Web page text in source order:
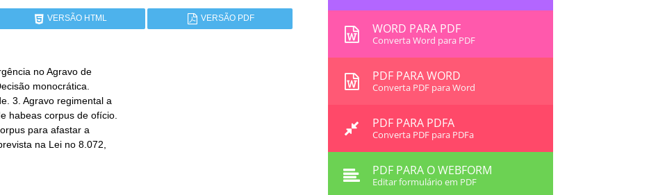
VERSÃO HTML VERSÃO PDF
no Agravo de
WORD PARA PDF
Converta Word para PDF
PDF PARA WORD
Converta PDF para Word
PDF PARA PDFA
Converta PDF para PDFa
PDF PARA O WEBFORM
Editar formulário em PDF